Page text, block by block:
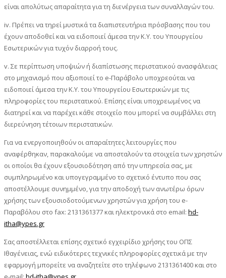
είναι απολύτως απαραίτητα για τη διενέργεια των συναλλαγών του.
iv. Πρέπει να τηρεί μυστικά τα διαπιστευτήρια πρόσβασης που του
έχουν αποδοθεί και να ειδοποιεί άμεσα την Κ.Υ. του Υπουργείου
Εσωτερικών για τυχόν διαρροή τους.
v. Σε περίπτωση υποψιών ή διαπίστωσης περιστατικού ανασφάλειας
στο μηχανισμό που αξιοποιεί το e-Παράβολο υποχρεούται να
ειδοποιεί άμεσα την Κ.Υ. του Υπουργείου Εσωτερικών με τις
πληροφορίες του περιστατικού. Επίσης είναι υποχρεωμένος να
διατηρεί και να παρέχει κάθε στοιχείο που μπορεί να συμβάλλει στη
διερεύνηση τέτοιων περιστατικών.
Για να ενεργοποιηθούν οι απαραίτητες λειτουργίες που
αναφέρθηκαν, παρακαλούμε να αποσταλούν τα στοιχεία των χρηστών
οι οποίοι θα έχουν εξουσιοδότηση από την υπηρεσία σας, με
συμπληρωμένο και υπογεγραμμένο το σχετικό έντυπο που σας
αποστέλλουμε συνημμένο, για την αποδοχή των ανωτέρω όρων
χρήσης των εξουσιοδοτούμενων χρηστών για χρήση του e-
Παραβόλου στο fax: 2131361377 και ηλεκτρονικά στο email: hd-
itha@ypes.gr
Σας αποστέλλεται επίσης σχετικό εγχειρίδιο χρήσης του ΟΠΣ
Ιθαγένειας, ενώ ειδικότερες τεχνικές πληροφορίες σχετικά με την
εφαρμογή μπορείτε να αναζητείτε στο τηλέφωνο 2131361400 και στο